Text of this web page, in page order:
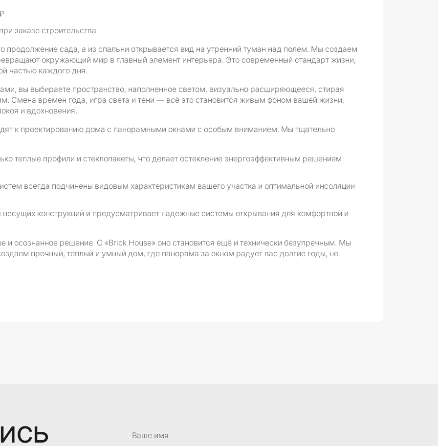
заказе строительства
продолжение сада, а из спальни открывается вид на утренний туман над полем. Мы создаем
окружающий мир в главный элемент интерьера. Это современный стандарт жизни,
частью каждого дня.
вы выбираете пространство, наполненное светом, визуально расширяющееся, стирая
Смена времен года, игра света и тени — всё это становится живым фоном вашей жизни,
и вдохновения.
к проектированию дома с панорамными окнами с особым вниманием. Мы тщательно
теплые профили и стеклопакеты, что делает остекление энергоэффективным решением
всегда подчинены видовым характеристикам вашего участка и оптимальной инсоляции
конструкций и предусматривает надежные системы открывания для комфортной и
осознанное решение. С «Brick House» оно становится ещё и технически безупречным. Мы
прочный, теплый и умный дом, где панорама за окном радует вас долгие годы, не
Ваше имя